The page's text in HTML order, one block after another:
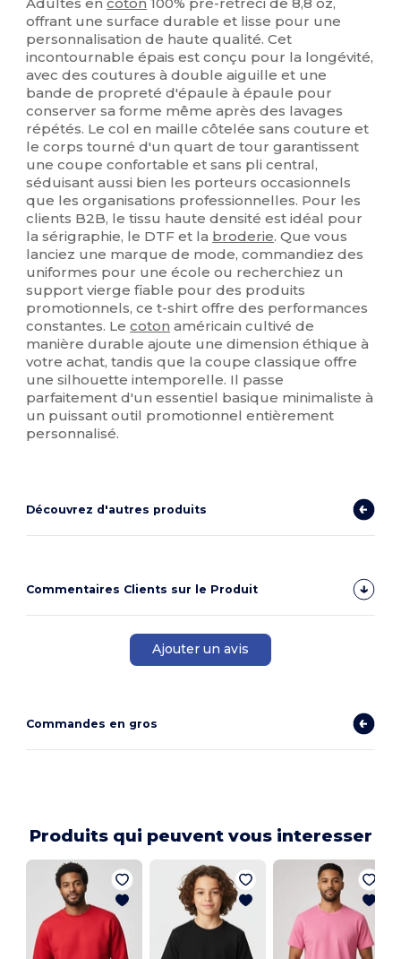
offrant une surface durable et lisse pour une
personnalisation de haute qualité. Cet
incontournable épais est conçu pour la longévité,
avec des coutures à double aiguille et une
bande de propreté d'épaule à épaule pour
conserver sa forme même après des lavages
répétés. Le col en maille côtelée sans couture et
le corps tourné d'un quart de tour garantissent
une coupe confortable et sans pli central,
séduisant aussi bien les porteurs occasionnels
que les organisations professionnelles. Pour les
clients B2B, le tissu haute densité est idéal pour
la sérigraphie, le DTF et la broderie. Que vous
lanciez une marque de mode, commandiez des
uniformes pour une école ou recherchiez un
support vierge fiable pour des produits
promotionnels, ce t-shirt offre des performances
constantes. Lecoton américain cultivé de
manière durable ajoute une dimension éthique à
votre achat, tandis que la coupe classique offre
une silhouette intemporelle. Il passe
parfaitement d'un essentiel basique minimaliste à
un puissant outil promotionnel entièrement
personnalisé.
Découvrez d'autres produits
Commentaires Clients sur le Produit
Ajouter un avis
Commandes en gros
Produits qui peuvent vous interesser